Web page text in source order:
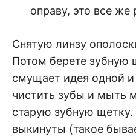
оправу, это все же
Снятую линзу
Потом берете зубную
смущает идея одной
чистить зубы и мыть
старую зубную щетку.
выкинуты (такое